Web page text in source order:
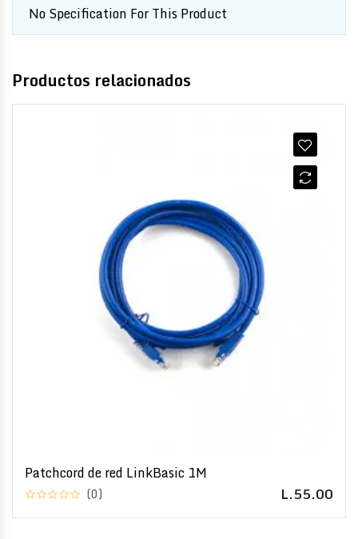
No Specification For This Product
Productos relacionados
Patchcord de red LinkBasic 1M
(0) L.55.00